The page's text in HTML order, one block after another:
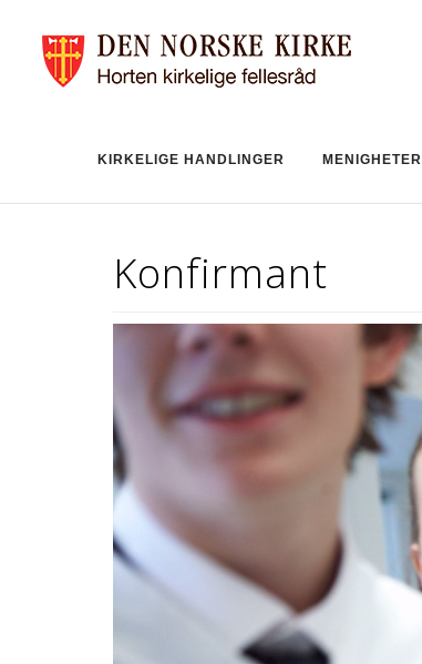
KIRKELIGE HANDLINGER MENIGHETER
Konfirmant